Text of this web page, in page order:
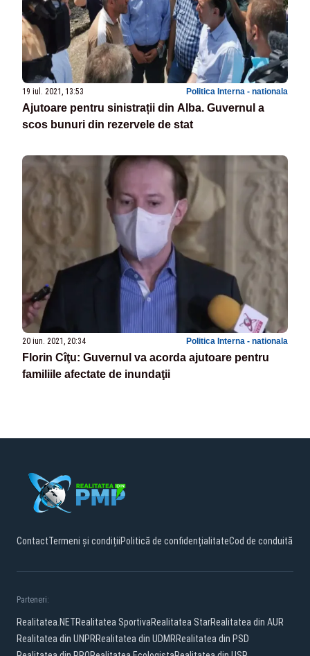
19 iul. 2021, 13:53 Politica Interna - nationala
Ajutoare pentru sinistrații din Alba. Guvernul a
scos bunuri din rezervele de stat
20 iun. 2021, 20:34 Politica Interna - nationala
Florin Cîţu: Guvernul va acorda ajutoare pentru
familiile afectate de inundaţii
ContactTermeni și condițiiPolitică de confidențialitateCod de conduită
Parteneri:
Realitatea.NETRealitatea SportivaRealitatea StarRealitatea din AUR
Realitatea din UNPRRealitatea din UDMRRealitatea din PSD